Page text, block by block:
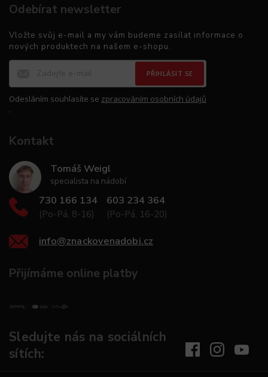
Odebírat newsletter
Vložte svůj e-mail a my vám budeme zasílat informace o
nových produktech na našem e-shopu.
PŘIHLÁSIT SE
Odesláním souhlasíte se zpracováním osobních údajů
.
Kontakt
Tomáš Weigl
specialista na nádobí
730 166 134
(Po-Pá, 8-16)
603 234 364
(Po-Pá, 16-20)
info@znackovenadobi.cz
Přijímáme online platby
Sledujte nás na sociálních
sítích: